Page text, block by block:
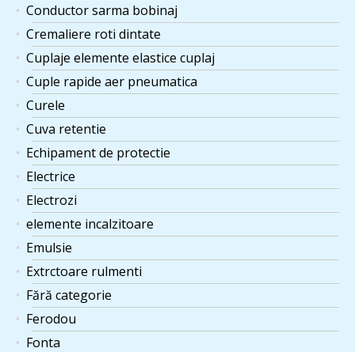
Conductor sarma bobinaj
Cremaliere roti dintate
Cuplaje elemente elastice cuplaj
Cuple rapide aer pneumatica
Curele
Cuva retentie
Echipament de protectie
Electrice
Electrozi
elemente incalzitoare
Emulsie
Extrctoare rulmenti
Fără categorie
Ferodou
Fonta